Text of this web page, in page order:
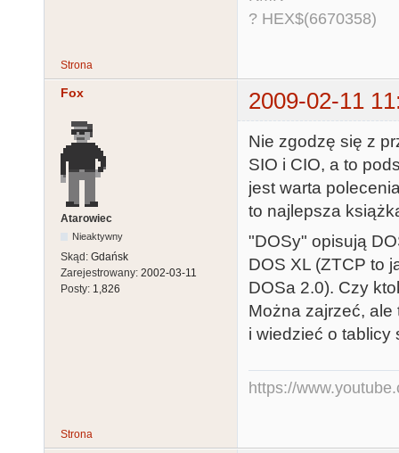
? HEX$(6670358)
Strona
Fox 2009-02-11
Atarowiec
Nieaktywny
Skąd: Gdańsk
Zarejestrowany: 2002-03-11
Posty: 1,826
Nie zgodzę się z
SIO i CIO, a to
jest warta
to najlepsza
"DOSy" opisują
DOS XL (ZTCP to
DOSa 2.0). Czy
Można zajrzeć,
i wiedzieć o tablicy
https://
Strona